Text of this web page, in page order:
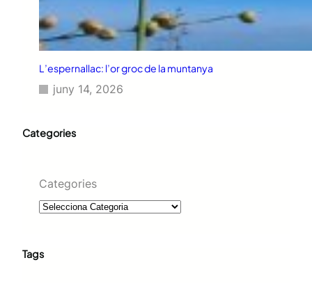
L’espernallac: l’or groc de la muntanya
juny 14, 2026
Categories
Categories
Tags